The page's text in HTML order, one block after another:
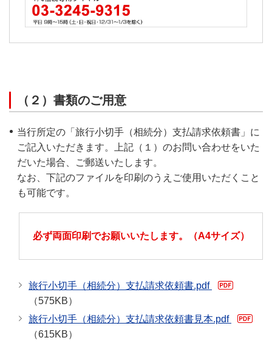
（２）書類のご用意
当行所定の「旅行小切手（相続分）支払請求依頼書」に
ご記入いただきます。上記（１）のお問い合わせをいた
だいた場合、ご郵送いたします。
なお、下記のファイルを印刷のうえご使用いただくこと
も可能です。
必ず両面印刷でお願いいたします。（A4サイズ）
旅行小切手（相続分）支払請求依頼書.pdf
（575KB）
旅行小切手（相続分）支払請求依頼書見本.pdf
（615KB）